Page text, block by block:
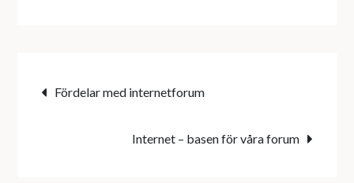
Inläggsnavigering
Fördelar med internetforum
Internet – basen för våra forum